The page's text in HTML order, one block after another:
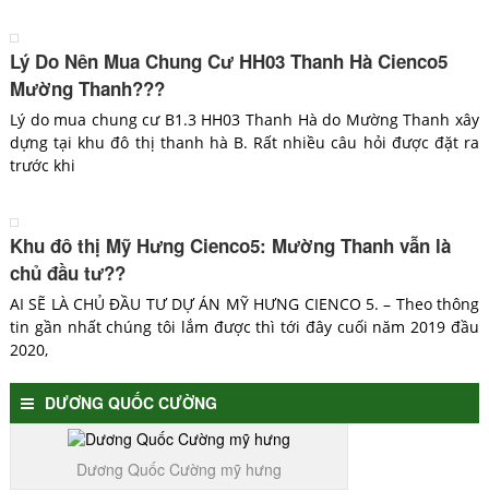
Lý Do Nên Mua Chung Cư HH03 Thanh Hà Cienco5
Mường Thanh???
Lý do mua chung cư B1.3 HH03 Thanh Hà do Mường Thanh xây
dựng tại khu đô thị thanh hà B. Rất nhiều câu hỏi được đặt ra
trước khi
Khu đô thị Mỹ Hưng Cienco5: Mường Thanh vẫn là
chủ đầu tư??
AI SẼ LÀ CHỦ ĐẦU TƯ DỰ ÁN MỸ HƯNG CIENCO 5. – Theo thông
tin gần nhất chúng tôi lắm được thì tới đây cuối năm 2019 đầu
2020,
DƯƠNG QUỐC CƯỜNG
Dương Quốc Cường mỹ hưng